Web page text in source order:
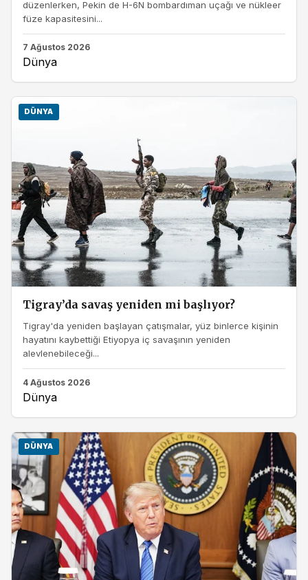
düzenlerken, Pekin de H-6N bombardıman uçağı ve nükleer
füze kapasitesini...
7 Ağustos 2026
Dünya
DÜNYA
Tigray’da savaş yeniden mi başlıyor?
Tigray'da yeniden başlayan çatışmalar, yüz binlerce kişinin
hayatını kaybettiği Etiyopya iç savaşının yeniden
alevlenebileceği...
4 Ağustos 2026
Dünya
DÜNYA